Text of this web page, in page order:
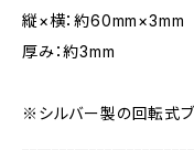
縦×横：約60mm×3mm
厚み：約3mm
※シルバー製の回転式ブ